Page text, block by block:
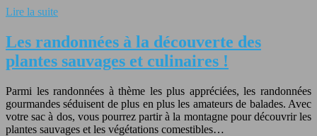
Lire la suite
Les randonnées à la découverte des
plantes sauvages et culinaires !
Parmi les randonnées à thème les plus appréciées, les randonnées
gourmandes séduisent de plus en plus les amateurs de balades. Avec
votre sac à dos, vous pourrez partir à la montagne pour découvrir les
plantes sauvages et les végétations comestibles…